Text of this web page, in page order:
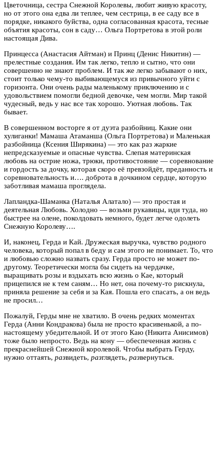
Цветочница, сестра Снежной Королевы, любит живую красоту,
но от этого она едва ли теплее, чем сестрица, в ее саду все в
порядке, никакого буйства, одна согласованная красота, тесные
объятия красоты, сон в саду… Ольга Портретова в этой роли
настоящая Дива.
Принцесса (Анастасия Айтман) и Принц (Денис Никитин) —
прелестные создания. Им так легко, тепло и сытно, что они
совершенно не знают проблем. И так же легко забывают о них,
стоит только чему-то выбивающемуся из привычного уйти с
горизонта. Они очень рады маленькому приключению и с
удовольствием помогли бедной девочке, чем могли. Мир такой
чудесный, ведь у нас все так хорошо. Уютная любовь. Так
бывает.
В совершенном восторге я от дуэта разбойниц. Какие они
хулиганки! Мамаша Атаманша (Ольга Портретова) и Маленькая
разбойница (Ксения Ширякина) — это как раз жаркие
непредсказуемые и опасные чувства. Слепая материнская
любовь на острие ножа, трюки, противостояние — соревнование
и гордость за дочку, которая скоро её превзойдёт, преданность и
соревновательность и…. доброта в дочкином сердце, которую
заботливая мамаша проглядела.
Лапландка-Шаманка (Наталья Алатало) — это простая и
деятельная Любовь. Холодно — возьми рукавицы, иди туда, но
быстрее на олене, поколдовать немного, будет легче одолеть
Снежную Королеву….
И, наконец, Герда и Кай. Дружеская выручка, чувство родного
человека, который попал в беду и сам этого не понимает. То, что
и любовью сложно назвать сразу. Герда просто не может по-
другому. Теоретически могла бы сидеть на чердачке,
выращивать розы и вздыхать всю жизнь о Кае, который
прицепился не к тем саням… Но нет, она почему-то рискнула,
приняла решение за себя и за Кая. Пошла его спасать, а он ведь
не просил…
Пожалуй, Герды мне не хватило. В очень редких моментах
Герда (Анни Кондракова) была не просто красивенькой, а по-
настоящему убедительной. И от этого Каю (Никита Анисимов)
тоже было непросто. Ведь на кону — обеспеченная жизнь с
прекраснейшей Снежной королевой. Чтобы выбрать Герду,
нужно оттаять, развидеть, разглядеть, развернуться.